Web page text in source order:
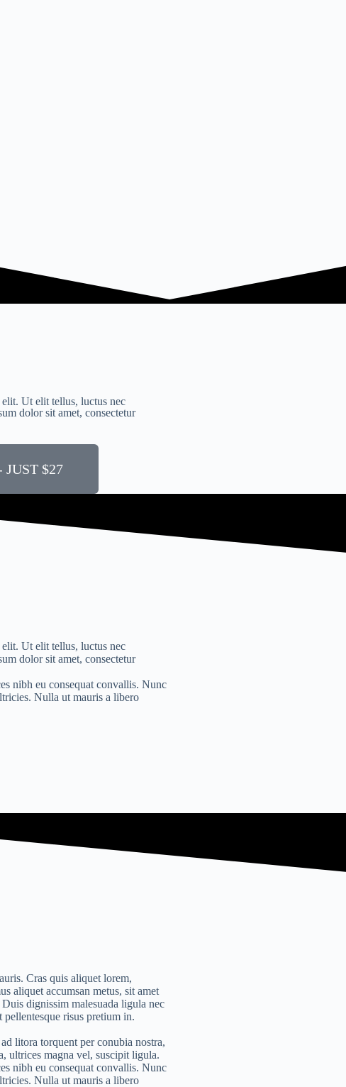
Ut elit tellus, luctus nec
dolor sit amet, consectetur
JUST $27
Ut elit tellus, luctus nec
dolor sit amet, consectetur
nibh eu consequat convallis. Nunc
Nulla ut mauris a libero
Cras quis aliquet lorem,
aliquet accumsan metus, sit amet
dignissim malesuada ligula nec
pellentesque risus pretium in.
litora torquent per conubia nostra,
ultrices magna vel, suscipit ligula.
nibh eu consequat convallis. Nunc
Nulla ut mauris a libero